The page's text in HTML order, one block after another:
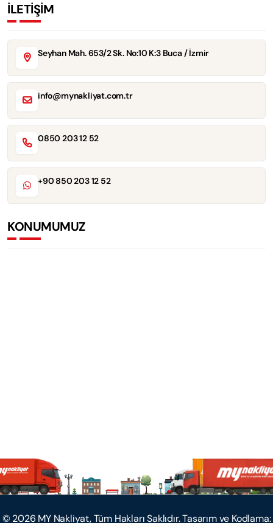
İLETİŞİM
Seyhan Mah. 653/2 Sk. No:10 K:3 Buca / İzmir
info@mynakliyat.com.tr
0850 203 12 52
+90 850 203 12 52
KONUMUMUZ
© 2026 MY Nakliyat, Tüm Hakları Saklıdır. Tasarım ve Kodlama: